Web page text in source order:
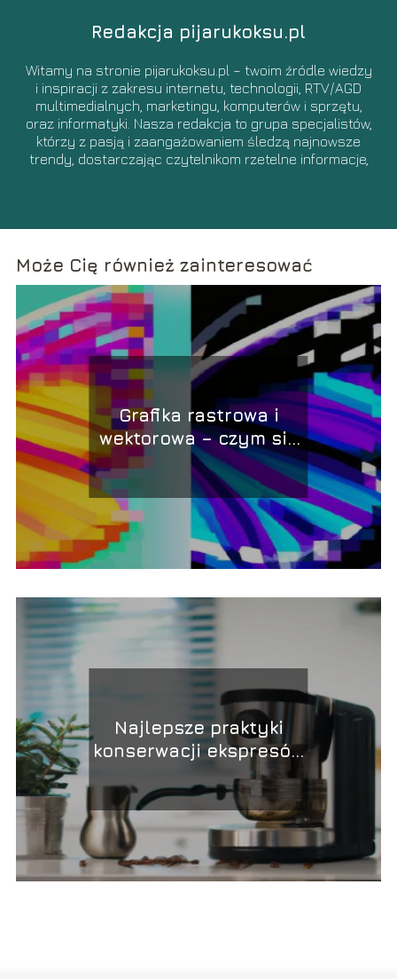
Redakcja pijarukoksu.pl
Witamy na stronie pijarukoksu.pl – twoim źródle wiedzy
i inspiracji z zakresu internetu, technologii, RTV/AGD
multimedialnych, marketingu, komputerów i sprzętu,
oraz informatyki. Nasza redakcja to grupa specjalistów,
którzy z pasją i zaangażowaniem śledzą najnowsze
trendy, dostarczając czytelnikom rzetelne informacje,
Może Cię również zainteresować
Grafika rastrowa i
wektorowa – czym się
różnią?
Najlepsze praktyki
konserwacji ekspresów
do kawy